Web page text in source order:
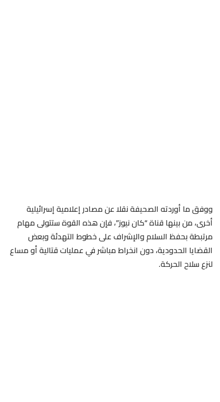
ووفق ما أوردته الصحيفة نقلا عن مصادر إعلامية إسرائيلية
أخرى، من بينها قناة “كان نيوز”، فإن هذه القوة ستتولى مهام
مرتبطة بحفظ السلام والإشراف على خطوط التهدئة وبعض
القضايا الحدودية، دون انخراط مباشر في عمليات قتالية أو مساع
لنزع سلاح الحركة.